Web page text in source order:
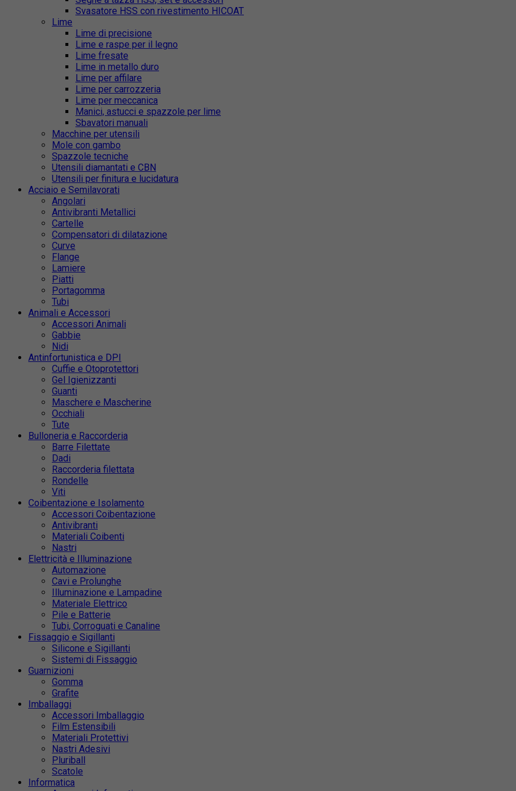
Svasatore HSS con rivestimento HICOAT
Lime
Lime di precisione
Lime e raspe per il legno
Lime fresate
Lime in metallo duro
Lime per affilare
Lime per carrozzeria
Lime per meccanica
Manici, astucci e spazzole per lime
Sbavatori manuali
Macchine per utensili
Mole con gambo
Spazzole tecniche
Utensili diamantati e CBN
Utensili per finitura e lucidatura
Acciaio e Semilavorati
Angolari
Antivibranti Metallici
Cartelle
Compensatori di dilatazione
Curve
Flange
Lamiere
Piatti
Portagomma
Tubi
Animali e Accessori
Accessori Animali
Gabbie
Nidi
Antinfortunistica e DPI
Cuffie e Otoprotettori
Gel Igienizzanti
Guanti
Maschere e Mascherine
Occhiali
Tute
Bulloneria e Raccorderia
Barre Filettate
Dadi
Raccorderia filettata
Rondelle
Viti
Coibentazione e Isolamento
Accessori Coibentazione
Antivibranti
Materiali Coibenti
Nastri
Elettricità e Illuminazione
Automazione
Cavi e Prolunghe
Illuminazione e Lampadine
Materiale Elettrico
Pile e Batterie
Tubi, Corroguati e Canaline
Fissaggio e Sigillanti
Silicone e Sigillanti
Sistemi di Fissaggio
Guarnizioni
Gomma
Grafite
Imballaggi
Accessori Imballaggio
Film Estensibili
Materiali Protettivi
Nastri Adesivi
Pluriball
Scatole
Informatica